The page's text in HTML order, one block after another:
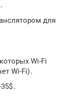
для
Wi-Fi
Wi-Fi)․